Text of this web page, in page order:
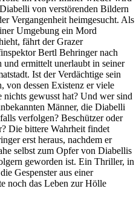
von verstörenden Bildern
Vergangenheit heimgesucht. Als
Umgebung ein Mord
fährt der Grazer
Bertl Behringer nach
und ermittelt unerlaubt in seiner
Ist der Verdächtige sein
von dessen Existenz er viele
nichts gewusst hat? Und wer sind
Männer, die Diabelli
verfolgen? Beschützer oder
Die bittere Wahrheit findet
erst heraus, nachdem er
selbst zum Opfer von Diabellis
geworden ist. Ein Thriller, in
Gespenster aus einer
noch das Leben zur Hölle